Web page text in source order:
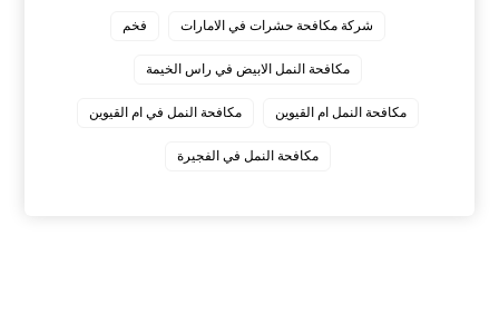
شركة مكافحة حشرات في الامارات فخم
مكافحة النمل الابيض في راس الخيمة
مكافحة النمل ام القيوين مكافحة النمل في ام القيوين
‏مكافحة النمل في الفجيرة